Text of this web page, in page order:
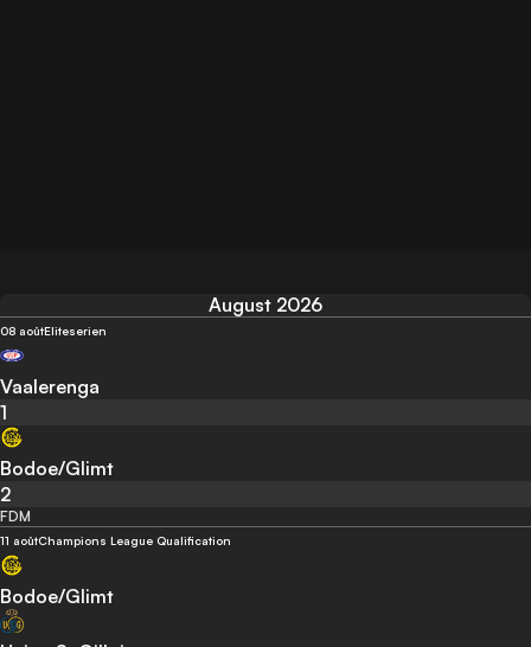
August 2026
08 aoûtEliteserien
Vaalerenga
1
Bodoe/Glimt
2
FDM
11 aoûtChampions League Qualification
Bodoe/Glimt